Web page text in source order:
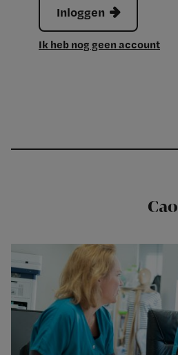
Inloggen
Ik heb nog geen account
Cao